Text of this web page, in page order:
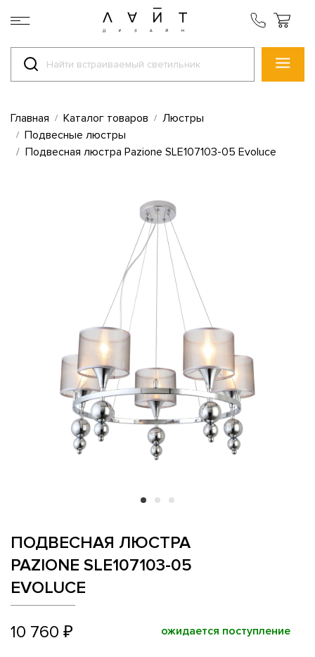
Главная Каталог товаров
Люстры
Подвесные люстры
Подвесная люстра Pazione SLE107103-05 Evoluce
ПОДВЕСНАЯ ЛЮСТРА
PAZIONE SLE107103-05
EVOLUCE
10 760 ₽ ожидается поступление